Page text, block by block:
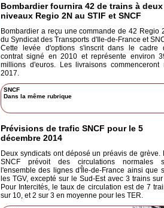
Bombardier fournira 42 de trains à deux
niveaux Regio 2N au STIF et SNCF
Bombardier a reçu une commande de 42 Regio
du Syndicat des Transports d'Ile-de-France et
Cette levée d'options s'inscrit dans le cadre
contrat signé en 2010 et représente environ
millions d'euros. Les livraisons commenceront
2017.
SNCF
Dans la même rubrique
Prévisions de trafic SNCF pour le 5
décembre 2014
Deux syndicats ont déposé un préavis de grève.
SNCF prévoit des circulations normales
l'ensemble des lignes d'Île-de-France ainsi que
les TGV, excepté sur le Sud-Est avec 3 trains
Pour Intercités, le taux de circulation est de 7
sur 10, et 2 sur 3 en moyenne pour les TER.